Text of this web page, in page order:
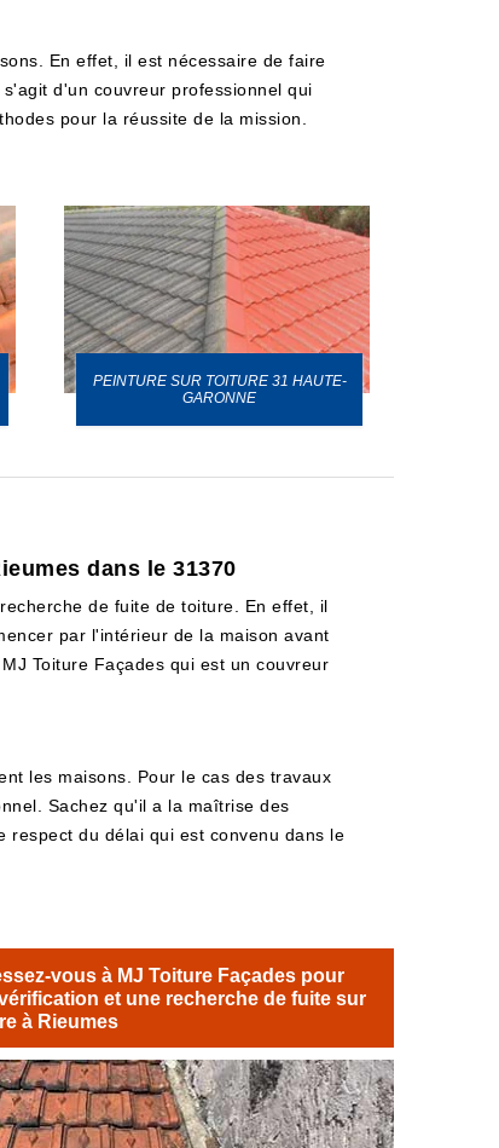
En effet, il est nécessaire de faire
d'un couvreur professionnel qui
pour la réussite de la mission.
PEINTURE SUR TOITURE 31 HAUTE-
GARONNE
dans le 31370
de fuite de toiture. En effet, il
par l'intérieur de la maison avant
Toiture Façades qui est un couvreur
les maisons. Pour le cas des travaux
Sachez qu'il a la maîtrise des
du délai qui est convenu dans le
vous à MJ Toiture Façades pour
et une recherche de fuite sur
à Rieumes